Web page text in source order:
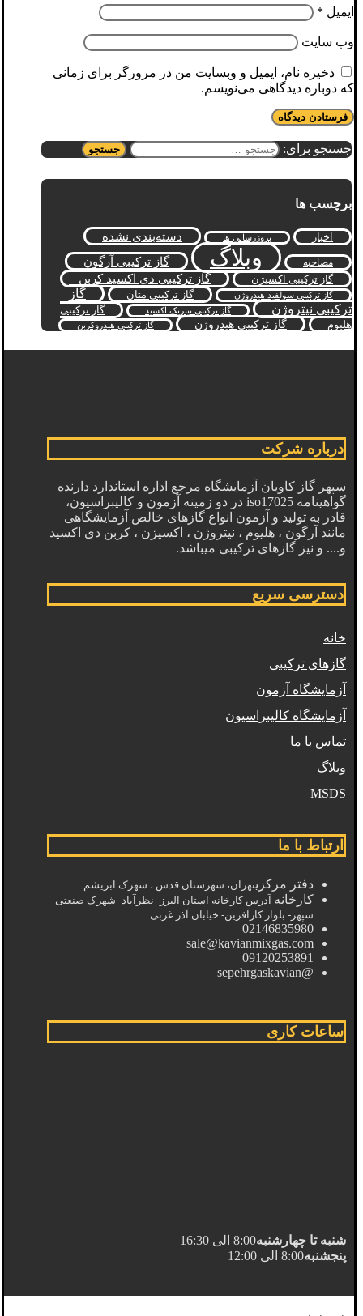
ایمیل *
وب‌ سایت
ذخیره نام، ایمیل و وبسایت من در مرورگر برای زمانی
که دوباره دیدگاهی می‌نویسم.
جستجو برای:
برچسب ها
اخبار بروزرسانی ها دسته‌بندی نشده
مصاحبه وبلاگ گاز ترکیبی آرگون
گاز ترکیبی اکسیژن گاز ترکیبی دی اکسید کربن
گاز ترکیبی سولفید هیدروژن گاز ترکیبی متان
گاز
ترکیبی نیتروژن
گاز ترکیبی نیتریک اکسید
گاز ترکیبی
هلیوم
گاز ترکیبی هیدروژن گاز ترکیبی هیدروکربن
درباره شرکت
سپهر گاز کاویان آزمایشگاه مرجع اداره استاندارد دارنده
گواهینامه iso17025 در دو زمینه آزمون و کالیبراسیون،
قادر به تولید و آزمون انواع گازهای خالص آزمایشگاهی
مانند آرگون ، هلیوم ، نیتروژن ، اکسیژن ، کربن دی اکسید
و.... و نیز گازهای ترکیبی میباشد.
دسترسی سریع
خانه
گازهای ترکیبی
آزمایشگاه آزمون
آزمایشگاه کالیبراسیون
تماس با ما
وبلاگ
MSDS
ارتباط با ما
دفتر مرکزیتهران، شهرستان قدس ، شهرک ابریشم
کارخانه آدرس کارخانه استان البرز- نظرآباد- شهرک صنعتی
سپهر- بلوار کارآفرین- خیابان آذر غربی
02146835980
sale@kavianmixgas.com
09120253891
@sepehrgaskavian
ساعات کاری
شنبه تا چهارشنبه8:00 الی 16:30
پنجشنبه8:00 الی 12:00